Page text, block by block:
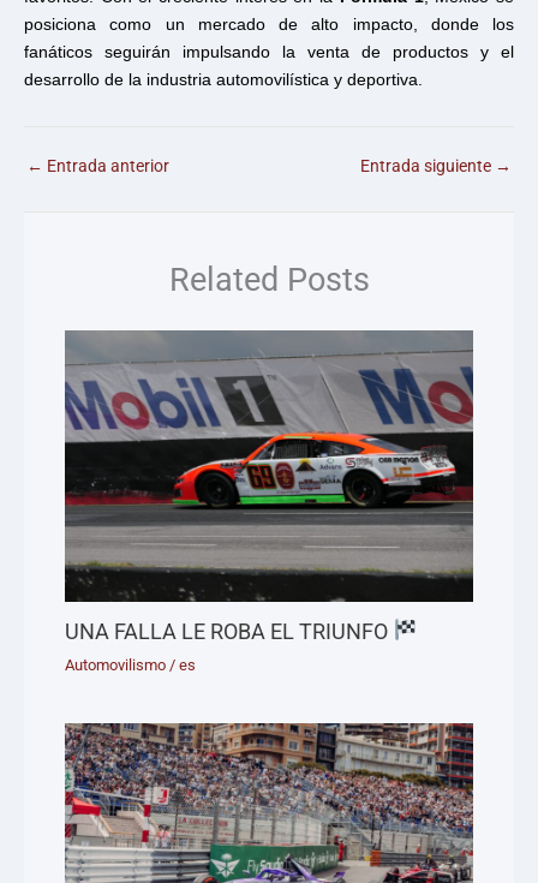
posiciona como un mercado de alto impacto, donde los
fanáticos seguirán impulsando la venta de productos y el
desarrollo de la industria automovilística y deportiva.
← Entrada anterior Entrada siguiente →
Related Posts
UNA FALLA LE ROBA EL TRIUNFO
Automovilismo /es